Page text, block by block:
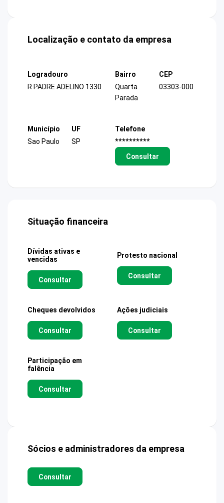
Localização e contato da empresa
Logradouro
R PADRE ADELINO 1330
Bairro
Quarta
Parada
CEP
03303-000
Município
Sao Paulo
UF
SP
Telefone
**********
Consultar
Situação financeira
Dívidas ativas e
vencidas
Consultar
Protesto nacional
Consultar
Cheques devolvidos
Consultar
Ações judiciais
Consultar
Participação em
falência
Consultar
Sócios e administradores da empresa
Consultar